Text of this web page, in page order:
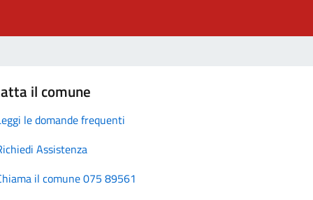
il comune
le domande frequenti
Assistenza
il comune 075 89561